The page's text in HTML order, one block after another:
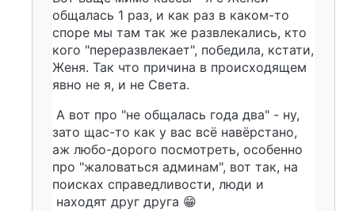
общалась 1 раз, и как раз в каком-то
споре мы там так же развлекались, кто
кого "переразвлекает", победила, кстати,
Женя. Так что причина в происходящем
явно не я, и не Света.
А вот про "не общалась года два" - ну,
зато щас-то как у вас всё навёрстано,
аж любо-дорого посмотреть, особенно
про "жаловаться админам", вот так, на
поисках справедливости, люди и
находят друг друга 😁